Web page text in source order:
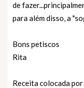
de
para além disso, a
Bons petiscos
Rita
Receita colocada